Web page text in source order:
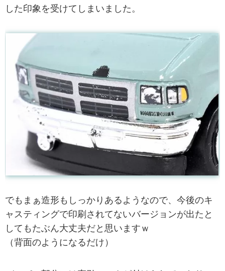
した印象を受けてしまいました。
でもまぁ造形もしっかりあるようなので、今後のキ
ャスティングで印刷されてないバージョンが出たと
してもたぶん大丈夫だと思いますｗ
（背面のようになるだけ）